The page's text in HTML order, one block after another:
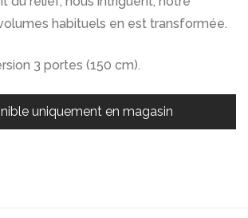
habituels en est transformée.
3 portes (150 cm).
uniquement en magasin